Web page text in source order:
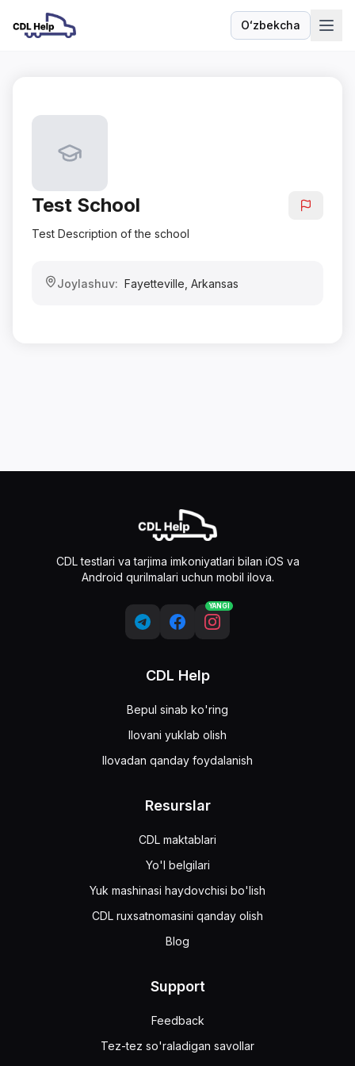
Oʻzbekcha
Til
Test School
Test Description of the school
Joylashuv: Fayetteville Arkansas
CDL testlari va tarjima imkoniyatlari bilan iOS va
Android qurilmalari uchun mobil ilova.
YANGI
CDL Help
Bepul sinab ko'ring
Ilovani yuklab olish
Ilovadan qanday foydalanish
Resurslar
CDL maktablari
Yo'l belgilari
Yuk mashinasi haydovchisi bo'lish
CDL ruxsatnomasini qanday olish
Blog
Support
Feedback
Tez-tez so'raladigan savollar